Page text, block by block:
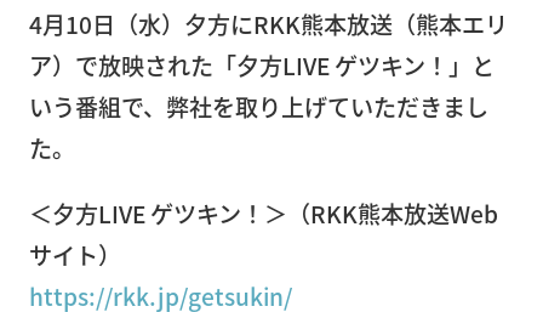
機
器
送
院・
店
舗・
4月10日（水）夕方にRKK熊本放送（熊本エリ
ア）で放映された「夕方LIVE ゲツキン！」と
いう番組で、弊社を取り上げていただきまし
た。
＜夕方LIVE ゲツキン！＞（RKK熊本放送Web
サイト）
https://rkk.jp/getsukin/